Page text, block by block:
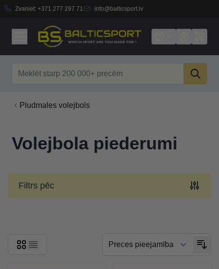
Zvaniet: +371 277 297 71 info@balticsport.lv
Pludmales volejbols
Volejbola piederumi
Filtrs pēc